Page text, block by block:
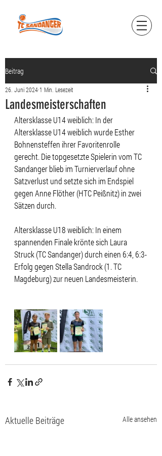
Beitrag
Landesmeisterschaften
26. Juni 2024 1 Min. Lesezeit
Altersklasse U14 weiblich: In der
Altersklasse U14 weiblich wurde Esther
Bohnensteffen ihrer Favoritenrolle
gerecht. Die topgesetzte Spielerin vom TC
Sandanger blieb im Turnierverlauf ohne
Satzverlust und setzte sich im Endspiel
gegen Anne Flöther (HTC Peißnitz) in zwei
Sätzen durch.
Altersklasse U18 weiblich: In einem
spannenden Finale krönte sich Laura
Struck (TC Sandanger) durch einen 6:4, 6:3-
Erfolg gegen Stella Sandrock (1. TC
Magdeburg) zur neuen Landesmeisterin.
Aktuelle Beiträge Alle ansehen